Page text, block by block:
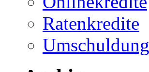
Ratenkredite
Umschuldung